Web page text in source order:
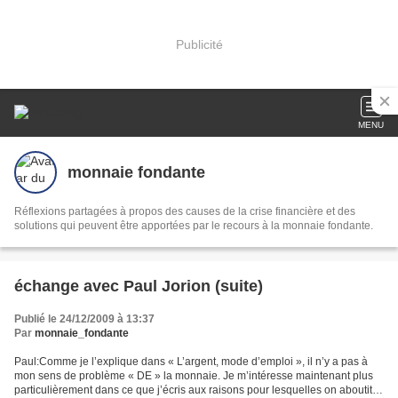
Publicité
MENU
monnaie fondante
Réflexions partagées à propos des causes de la crise financière et des
solutions qui peuvent être apportées par le recours à la monnaie fondante.
échange avec Paul Jorion (suite)
Publié le 24/12/2009 à 13:37
Par monnaie_fondante
Paul:Comme je l’explique dans « L’argent, mode d’emploi », il n’y a pas à
mon sens de problème « DE » la monnaie. Je m’intéresse maintenant plus
particulièrement dans ce que j’écris aux raisons pour lesquelles on aboutit